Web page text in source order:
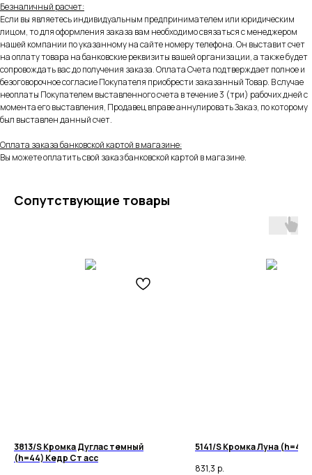
Безналичный расчет:
Если вы являетесь индивидуальным предпринимателем или юридическим
лицом, то для оформления заказа вам необходимо связаться с менеджером
нашей компании по указанному на сайте номеру телефона. Он выставит счет
на оплату товара на банковские реквизиты вашей организации, а также будет
сопровождать вас до получения заказа. Оплата Счета подтверждает полное и
безоговорочное согласие Покупателя приобрести заказанный Товар. В случае
неоплаты Покупателем выставленного счета в течение 3 (три) рабочих дней с
момента его выставления, Продавец вправе аннулировать Заказ, по которому
был выставлен данный счет.
Оплата заказа банковской картой в магазине:
Вы можете оплатить свой заказ банковской картой в магазине.
Сопутствующие товары
3813/S Кромка Дуглас темный
(h=44) Кедр Ст асс
5141/S Кромка Луна
831,3 р.